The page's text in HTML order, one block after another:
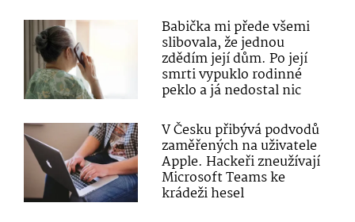
Babička mi přede všemi
slibovala, že jednou
zdědím její dům. Po její
smrti vypuklo rodinné
peklo a já nedostal nic
V Česku přibývá podvodů
zaměřených na uživatele
Apple. Hackeři zneužívají
Microsoft Teams ke
krádeži hesel